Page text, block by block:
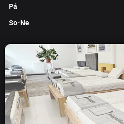
Pá
So-Ne